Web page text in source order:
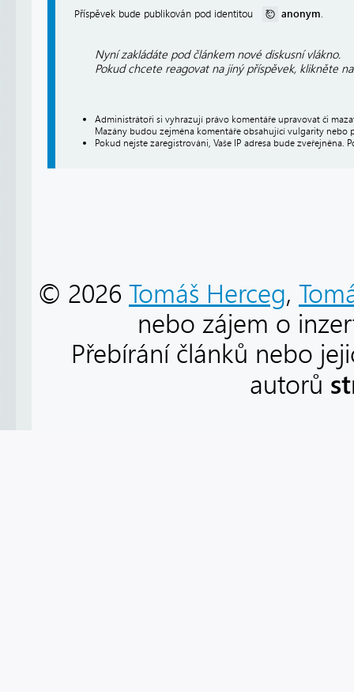
Příspěvek bude publikován pod identitou anonym.
Nyní zakládáte pod článkem nové diskusní vlákno.
Pokud chcete reagovat na jiný příspěvek, klikněte
Administrátoři si vyhrazují právo komentáře upravovat či
Mazány budou zejména komentáře obsahující vulgarity nebo
Pokud nejste zaregistrováni, Vaše IP adresa bude
© 2026 Tomáš Herceg,
nebo zájem o
Přebírání článků nebo
autorů